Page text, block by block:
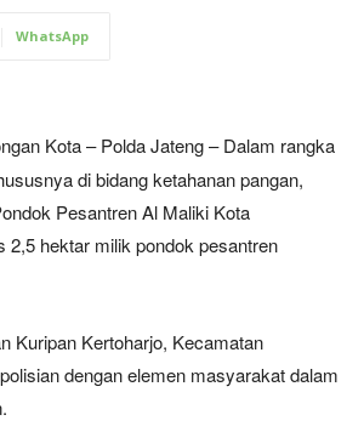
WhatsApp
Kota – Polda Jateng – Dalam rangka
di bidang ketahanan pangan,
Pesantren Al Maliki Kota
2,5 hektar milik pondok pesantren
Kuripan Kertoharjo, Kecamatan
dengan elemen masyarakat dalam